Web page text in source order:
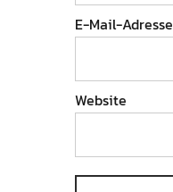
E-Mail-Adresse
Website